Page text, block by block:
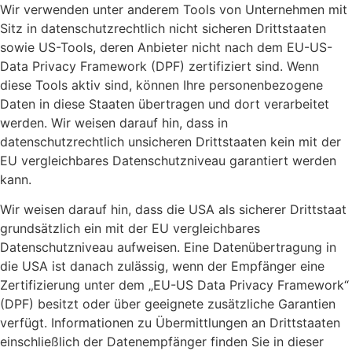
Wir verwenden unter anderem Tools von Unternehmen mit
Sitz in datenschutzrechtlich nicht sicheren Drittstaaten
sowie US-Tools, deren Anbieter nicht nach dem EU-US-
Data Privacy Framework (DPF) zertifiziert sind. Wenn
diese Tools aktiv sind, können Ihre personenbezogene
Daten in diese Staaten übertragen und dort verarbeitet
werden. Wir weisen darauf hin, dass in
datenschutzrechtlich unsicheren Drittstaaten kein mit der
EU vergleichbares Datenschutzniveau garantiert werden
kann.
Wir weisen darauf hin, dass die USA als sicherer Drittstaat
grundsätzlich ein mit der EU vergleichbares
Datenschutzniveau aufweisen. Eine Datenübertragung in
die USA ist danach zulässig, wenn der Empfänger eine
Zertifizierung unter dem „EU-US Data Privacy Framework“
(DPF) besitzt oder über geeignete zusätzliche Garantien
verfügt. Informationen zu Übermittlungen an Drittstaaten
einschließlich der Datenempfänger finden Sie in dieser